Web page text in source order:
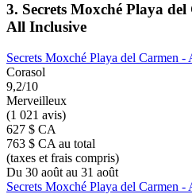
3. Secrets Moxché Playa
All Inclusive
Secrets Moxché Playa del Carmen
Corasol
9,2/10
Merveilleux
(1 021 avis)
627 $ CA
763 $ CA au total
(taxes et frais compris)
Du 30 août au 31 août
Secrets Moxché Playa del Carmen